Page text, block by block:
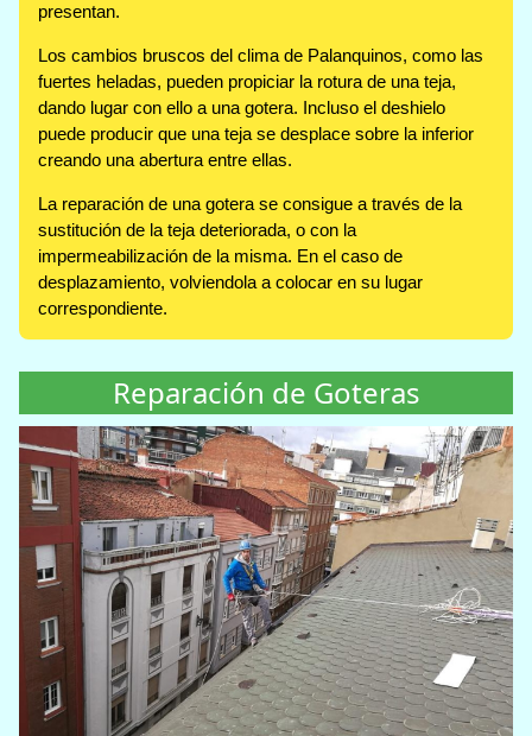
presentan.
Los cambios bruscos del clima de Palanquinos, como las
fuertes heladas, pueden propiciar la rotura de una teja,
dando lugar con ello a una gotera. Incluso el deshielo
puede producir que una teja se desplace sobre la inferior
creando una abertura entre ellas.
La reparación de una gotera se consigue a través de la
sustitución de la teja deteriorada, o con la
impermeabilización de la misma. En el caso de
desplazamiento, volviendola a colocar en su lugar
correspondiente.
Reparación de Goteras